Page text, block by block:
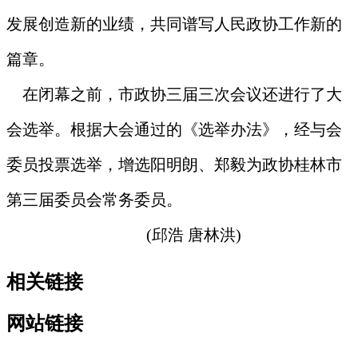
发展创造新的业绩，共同谱写人民政协工作新的
篇章。
在闭幕之前，市政协三届三次会议还进行了大
会选举。根据大会通过的《选举办法》，经与会
委员投票选举，增选阳明朗、郑毅为政协桂林市
第三届委员会常务委员。
(邱浩 唐林洪)
相关链接
网站链接